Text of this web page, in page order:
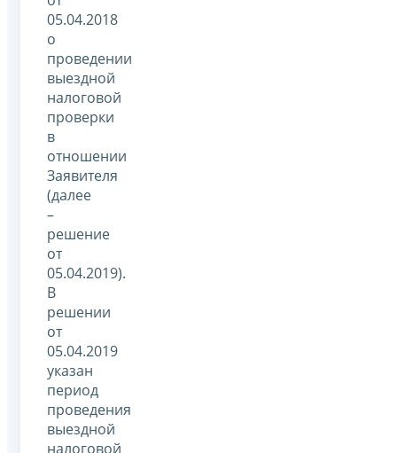
05.04.2018
о
проведении
выездной
налоговой
проверки
в
отношении
Заявителя
(далее
–
решение
от
05.04.2019).
В
решении
от
05.04.2019
указан
период
проведения
выездной
налоговой